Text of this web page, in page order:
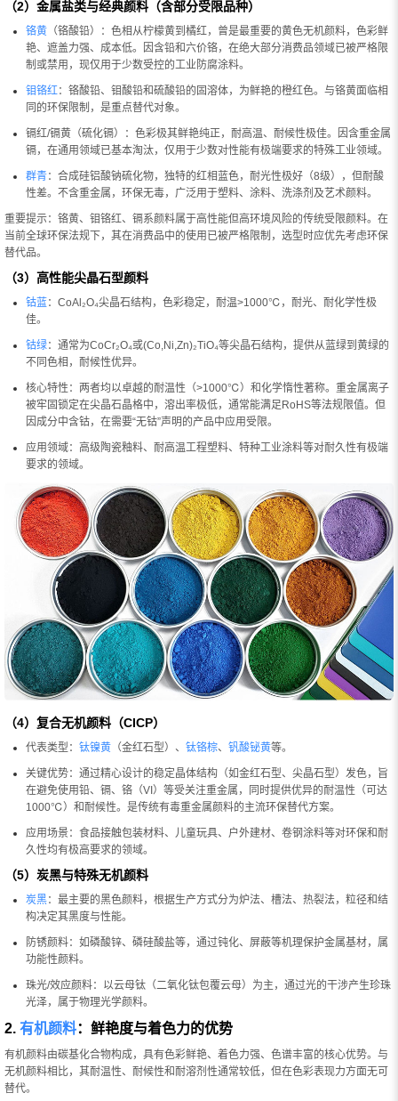
（2）金属盐类与经典颜料（含部分受限品种）
铬黄 （铬酸铅）：色相从柠檬黄到橘红，曾是最重要的黄色无机颜料，色彩鲜
艳、遮盖力强、成本低。因含铅和六价铬，在绝大部分消费品领域已被严格限
制或禁用，现仅用于少数受控的工业防腐涂料。
钼铬红：铬酸铅、钼酸铅和硫酸铅的固溶体，为鲜艳的橙红色。与铬黄面临相
同的环保限制，是重点替代对象。
镉红/镉黄（硫化镉）：色彩极其鲜艳纯正，耐高温、耐候性极佳。因含重金属
镉，在通用领域已基本淘汰，仅用于少数对性能有极端要求的特殊工业领域。
群青：合成硅铝酸钠硫化物，独特的红相蓝色，耐光性极好（8级），但耐酸
性差。不含重金属，环保无毒，广泛用于塑料、涂料、洗涤剂及艺术颜料。
重要提示：铬黄、钼铬红、镉系颜料属于高性能但高环境风险的传统受限颜料。在
当前全球环保法规下，其在消费品中的使用已被严格限制，选型时应优先考虑环保
替代品。
（3）高性能尖晶石型颜料
钴蓝：CoAl₂O₄尖晶石结构，色彩稳定，耐温>1000℃，耐光、耐化学性极
佳。
钴绿：通常为CoCr₂O₄或(Co,Ni,Zn)₂TiO₄等尖晶石结构，提供从蓝绿到黄绿的
不同色相，耐候性优异。
核心特性：两者均以卓越的耐温性（>1000℃）和化学惰性著称。重金属离子
被牢固锁定在尖晶石晶格中，溶出率极低，通常能满足RoHS等法规限值。但
因成分中含钴，在需要“无钴”声明的产品中应用受限。
应用领域：高级陶瓷釉料、耐高温工程塑料、特种工业涂料等对耐久性有极端
要求的领域。
（4）复合无机颜料（CICP）
代表类型： 钛镍黄 （金红石型）、 钛铬棕、 钒酸铋黄等。
关键优势：通过精心设计的稳定晶体结构（如金红石型、尖晶石型）发色，旨
在避免使用铅、镉、铬（VI）等受关注重金属，同时提供优异的耐温性（可达
1000℃）和耐候性。是传统有毒重金属颜料的主流环保替代方案。
应用场景：食品接触包装材料、儿童玩具、户外建材、卷钢涂料等对环保和耐
久性均有极高要求的领域。
（5）炭黑与特殊无机颜料
炭黑：最主要的黑色颜料，根据生产方式分为炉法、槽法、热裂法，粒径和结
构决定其黑度与性能。
防锈颜料：如磷酸锌、磷硅酸盐等，通过钝化、屏蔽等机理保护金属基材，属
功能性颜料。
珠光/效应颜料：以云母钛（二氧化钛包覆云母）为主，通过光的干涉产生珍珠
光泽，属于物理光学颜料。
2. 有机颜料：鲜艳度与着色力的优势
有机颜料由碳基化合物构成，具有色彩鲜艳、着色力强、色谱丰富的核心优势。与
无机颜料相比，其耐温性、耐候性和耐溶剂性通常较低，但在色彩表现力方面无可
替代。